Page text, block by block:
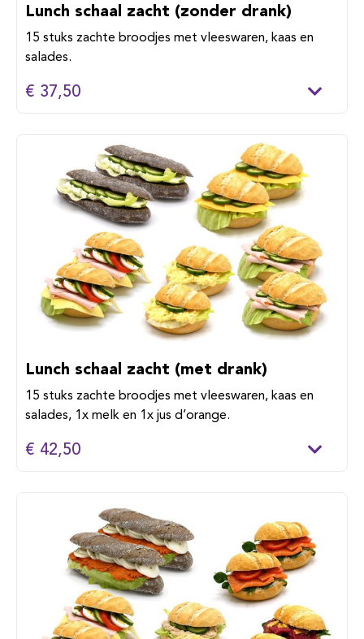
Lunch schaal zacht (zonder drank)
15 stuks zachte broodjes met vleeswaren, kaas en
salades.
€ 37,50
Lunch schaal zacht (met drank)
15 stuks zachte broodjes met vleeswaren, kaas en
salades, 1x melk en 1x jus d’orange.
€ 42,50